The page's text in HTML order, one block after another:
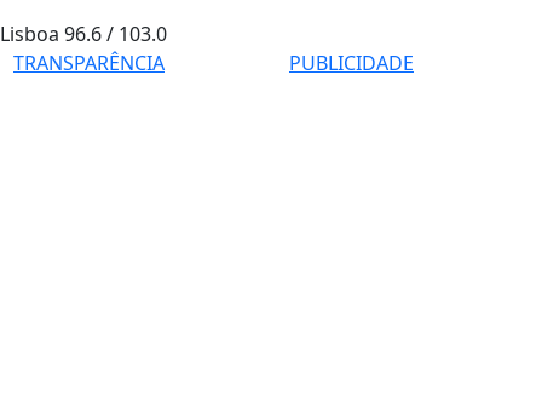
Lisboa96.6 / 103.0
TRANSPARÊNCIA
PUBLICIDADE